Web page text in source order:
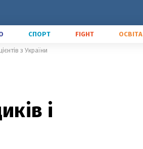
СПОРТ FIGHT ОСВІТА
з України
і